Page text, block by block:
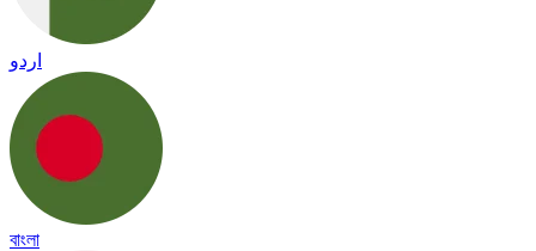
اردو
বাংলা